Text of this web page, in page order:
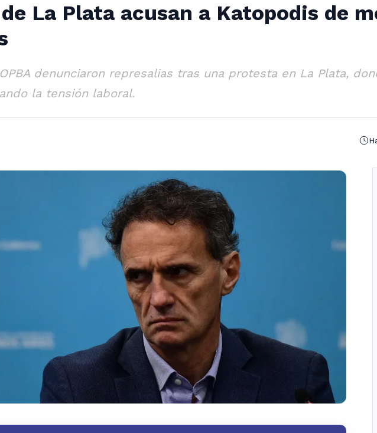
La Plata acusan a Katopodis de
denunciaron represalias tras una protesta en La Plata,
la tensión laboral.